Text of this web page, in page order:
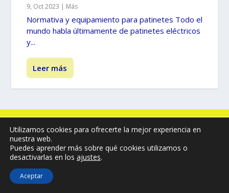
9, Oct 2023 | Más
Normativa y equipamiento para patinetes Todo el
mundo habla últimamente de patinetes eléctricos
y...
Leer más
Política de privacidad
Más información sobre las cookies
Utilizamos cookies para ofrecerte la mejor experiencia en
nuestra web.
Puedes aprender más sobre qué cookies utilizamos o
desactivarlas en los ajustes.
Aceptar